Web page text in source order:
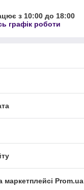
з 10:00 до 18:00
графік роботи
маркетплейсі Prom.ua